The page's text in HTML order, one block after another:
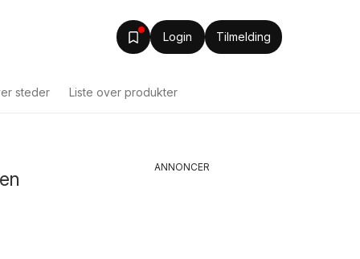
Login Tilmelding
steder Liste over produkter
ANNONCER